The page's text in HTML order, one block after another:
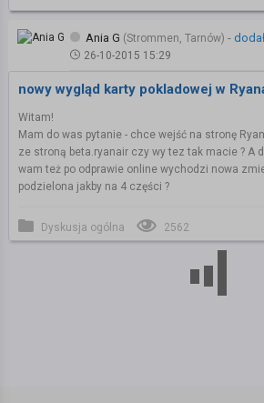
Ania G (Strommen, Tarnów) -
26-10-2015 15:29
nowy wygląd karty pokladowej w
Witam!
Mam do was pytanie - chce wejść na stronę
ze stroną beta.ryanair czy wy tez tak macie ? A
wam też po odprawie online wychodzi nowa
podzielona jakby na 4 części ?
Dyskusja ogólna 2562